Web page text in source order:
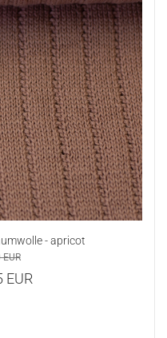
- apricot
EUR